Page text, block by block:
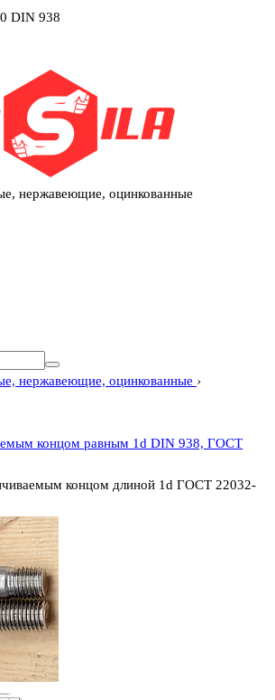
DIN 938
нержавеющие, оцинкованные
нержавеющие, оцинкованные ›
концом равным 1d DIN 938, ГОСТ
концом длиной 1d ГОСТ 22032-